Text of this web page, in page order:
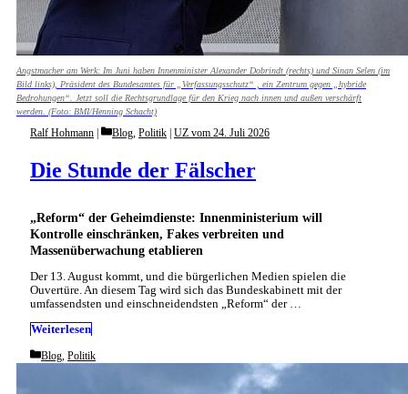
Angstmacher am Werk: Im Juni haben Innenminister Alexander Dobrindt (rechts) und Sinan Selen (im
Bild links), Präsident des Bundesamtes für „Verfassungsschutz“ , ein Zentrum gegen „hybride
Bedrohungen“. Jetzt soll die Rechtsgrundlage für den Krieg nach innen und außen verschärft
werden. (Foto: BMI/Henning Schacht)
„Reform“ der Geheimdienste: Innenministerium will
Kontrolle einschränken, Fakes verbreiten und
Massenüberwachung etablieren
Die Stunde der Fälscher
Ralf Hohmann Categories
Blog Politik | UZ vom 24. Juli 2026
Der 13. August kommt, und die bürgerlichen Medien spielen die
Ouvertüre. An diesem Tag wird sich das Bundeskabinett mit der
umfassendsten und einschneidendsten „Reform“ der …
Weiterlesen
Categories
Blog, Politik